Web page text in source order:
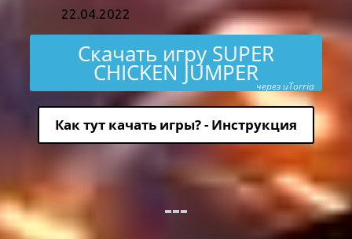
22.04.2022
Скачать игру SUPER
CHICKEN JUMPERчерез uTorria
Как тут качать игры? - Инструкция